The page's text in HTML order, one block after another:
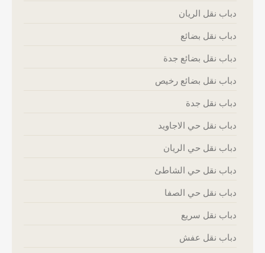
دباب نقل الريان
دباب نقل بضائع
دباب نقل بضائع جدة
دباب نقل بضائع رخيص
دباب نقل جدة
دباب نقل حي الاجاويد
دباب نقل حي الريان
دباب نقل حي الشاطئ
دباب نقل حي الصفا
دباب نقل سريع
دباب نقل عفش